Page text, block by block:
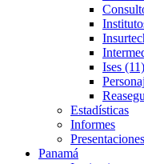
Ises (11)
Estadísticas
Informes
Presentaciones
Panamá